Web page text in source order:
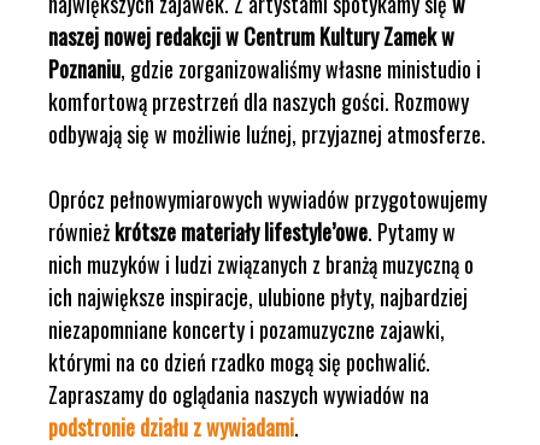
naszej nowej redakcji w Centrum Kultury Zamek w
Poznaniu, gdzie zorganizowaliśmy własne ministudio i
komfortową przestrzeń dla naszych gości. Rozmowy
odbywają się w możliwie luźnej, przyjaznej atmosferze.
Oprócz pełnowymiarowych wywiadów przygotowujemy
równieżkrótsze materiały lifestyle’owe. Pytamy w
nich muzyków i ludzi związanych z branżą muzyczną o
ich największe inspiracje, ulubione płyty, najbardziej
niezapomniane koncerty i pozamuzyczne zajawki,
którymi na co dzień rzadko mogą się pochwalić.
Zapraszamy do oglądania naszych wywiadów na
podstronie działu z wywiadami.